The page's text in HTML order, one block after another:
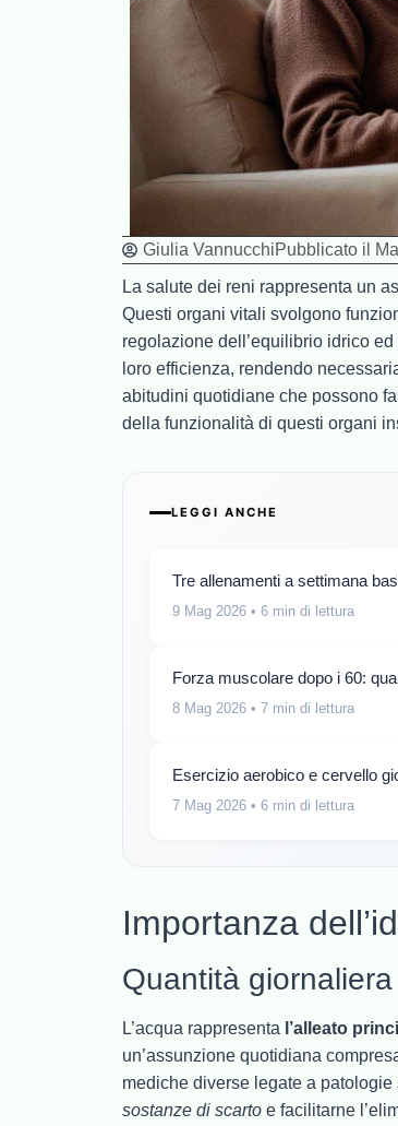
Giulia VannucchiPubblicato il
La salute dei reni rappresenta un
Questi organi vitali svolgono
regolazione dell’equilibrio idrico
loro efficienza, rendendo
abitudini quotidiane che possono
della funzionalità di questi organi
LEGGI ANCHE
Tre allenamenti a settimana
9 Mag 2026 • 6 min di lettura
Forza muscolare dopo i 60:
8 Mag 2026 • 7 min di lettura
Esercizio aerobico e cervello
7 Mag 2026 • 6 min di lettura
Importanza
Quantità
L’acqua rappresenta l’alleato
un’assunzione quotidiana
mediche diverse legate a
sostanze di scarto e facilitarne